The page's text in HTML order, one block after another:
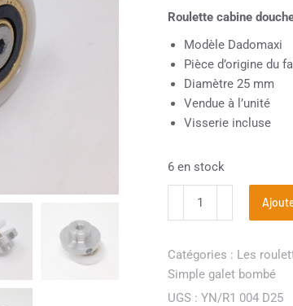
Roulette cabine
Modèle Dadomaxi
Pièce d’origine du
Diamètre 25 mm
Vendue à l’unité
Visserie incluse
6 en stock
Catégories : Les
Simple galet bombé
UGS : YN/R1 004 D25